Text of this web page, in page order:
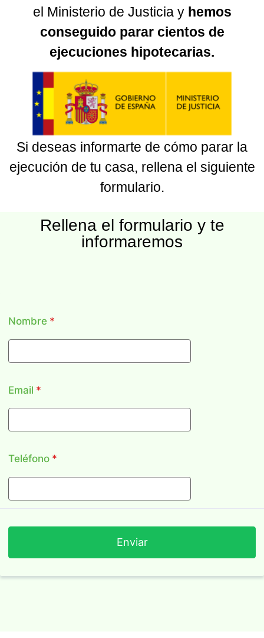
el Ministerio de Justicia yhemos
conseguido parar cientos de
ejecuciones hipotecarias.
Si deseas informarte de cómo parar la
ejecución de tu casa, rellena el siguiente
formulario.
Rellena el formulario y te
informaremos
Nombre *
Email *
Teléfono *
Enviar